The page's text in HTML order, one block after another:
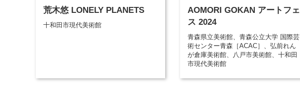
荒木悠 LONELY PLANETS
十和田市現代美術館
AOMORI GOKAN アートフェ
ス 2024
青森県立美術館、青森公立大学 国際芸
術センター青森［ACAC］、弘前れん
が倉庫美術館、八戸市美術館、十和田
市現代美術館